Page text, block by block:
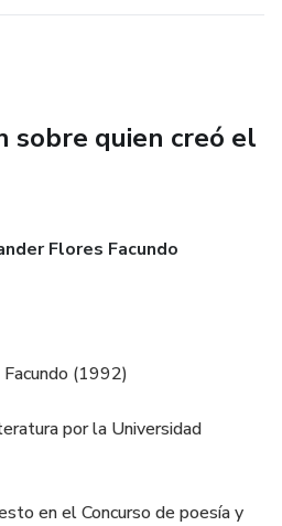
sobre quien creó el
Flores Facundo
(1992)
por la Universidad
en el Concurso de poesía y